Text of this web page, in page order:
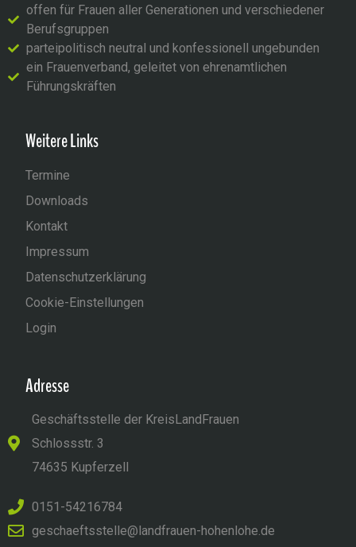
offen für Frauen aller Generationen und verschiedener
Berufsgruppen
parteipolitisch neutral und konfessionell ungebunden
ein Frauenverband, geleitet von ehrenamtlichen
Führungskräften
Weitere Links
Termine
Downloads
Kontakt
Impressum
Datenschutzerklärung
Cookie-Einstellungen
Login
Adresse
Geschäftsstelle der KreisLandFrauen
Schlossstr. 3
74635 Kupferzell
0151-54216784
geschaeftsstelle@landfrauen-hohenlohe.de